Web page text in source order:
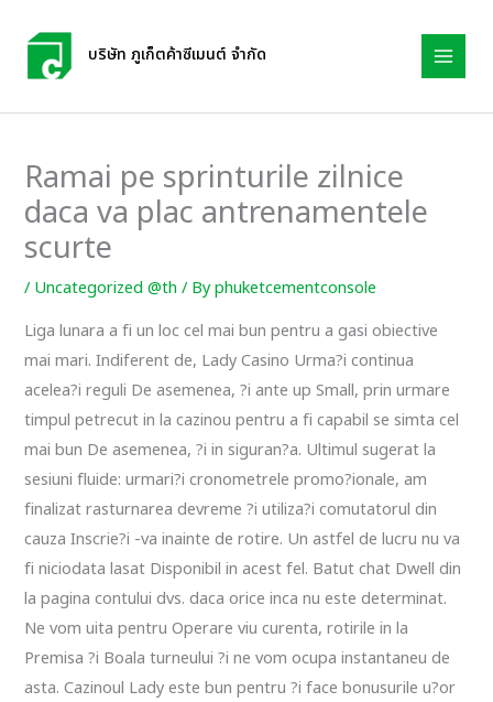
content
บริษัท ภูเก็ตค้าซีเมนต์ จำกัด
Ramai pe sprinturile zilnice
daca va plac antrenamentele
scurte
/Uncategorized @th / Byphuketcementconsole
Liga lunara a fi un loc cel mai bun pentru a gasi obiective
mai mari. Indiferent de, Lady Casino Urma?i continua
acelea?i reguli De asemenea, ?i ante up Small, prin urmare
timpul petrecut in la cazinou pentru a fi capabil se simta cel
mai bun De asemenea, ?i in siguran?a. Ultimul sugerat la
sesiuni fluide: urmari?i cronometrele promo?ionale, am
finalizat rasturnarea devreme ?i utiliza?i comutatorul din
cauza Inscrie?i -va inainte de rotire. Un astfel de lucru nu va
fi niciodata lasat Disponibil in acest fel. Batut chat Dwell din
la pagina contului dvs. daca orice inca nu este determinat.
Ne vom uita pentru Operare viu curenta, rotirile in la
Premisa ?i Boala turneului ?i ne vom ocupa instantaneu de
asta. Cazinoul Lady este bun pentru ?i face bonusurile u?or